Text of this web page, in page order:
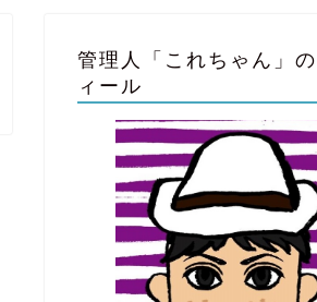
管理人「これちゃん」
ィール